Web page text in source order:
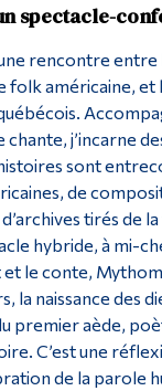
spectacle-
une rencontre
folk américaine, et
j’incarne
sont
de
tirés de
hybride, à mi-
le conte,
la naissance des
premier aède,
C’est une
de la parole